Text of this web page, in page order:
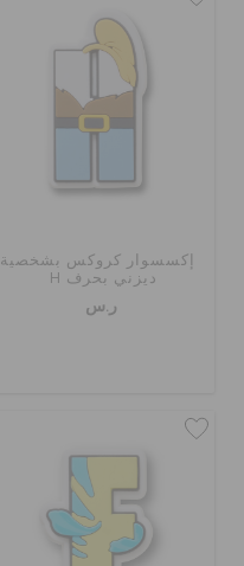
إكسسوار كروكس بشخصية
ديزني بحرف H
ر.س